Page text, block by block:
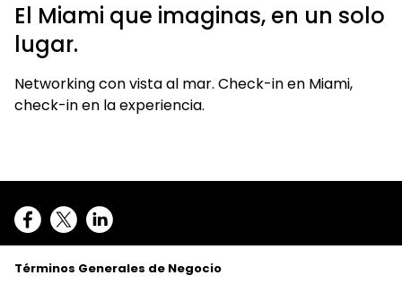
El Miami que imaginas, en un solo
lugar.
Networking con vista al mar. Check-in en Miami,
check-in en la experiencia.
Términos Generales de Negocio